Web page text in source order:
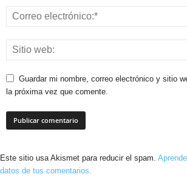
Guardar mi nombre, correo electrónico y sitio
la próxima vez que comente.
Este sitio usa Akismet para reducir el spam.
datos de tus comentarios.